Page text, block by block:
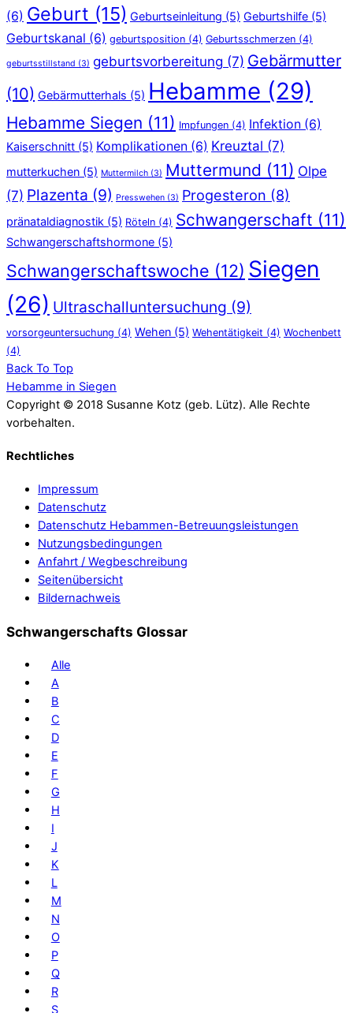
(6) Geburt (15) Geburtseinleitung (5) Geburtshilfe (5)
Geburtskanal (6) geburtsposition (4) Geburtsschmerzen (4)
geburtsstillstand (3) geburtsvorbereitung (7) Gebärmutter
(10) Gebärmutterhals (5) Hebamme (29)
Hebamme Siegen (11) Impfungen (4) Infektion (6)
Kaiserschnitt (5) Komplikationen (6) Kreuztal (7)
mutterkuchen (5) Muttermilch (3) Muttermund (11) Olpe
(7) Plazenta (9) Presswehen (3) Progesteron (8)
pränataldiagnostik (5) Röteln (4) Schwangerschaft (11)
Schwangerschaftshormone (5)
Schwangerschaftswoche (12) Siegen
(26) Ultraschalluntersuchung (9)
vorsorgeuntersuchung (4) Wehen (5) Wehentätigkeit (4) Wochenbett
(4)
Back To Top
Hebamme in Siegen
Copyright © 2018 Susanne Kotz (geb. Lütz). Alle Rechte
vorbehalten.
Rechtliches
Impressum
Datenschutz
Datenschutz Hebammen-Betreuungsleistungen
Nutzungsbedingungen
Anfahrt / Wegbeschreibung
Seitenübersicht
Bildernachweis
Schwangerschafts Glossar
Alle
A
B
C
D
E
F
G
H
I
J
K
L
M
N
O
P
Q
R
S